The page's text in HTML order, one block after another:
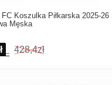
Koszulka Piłkarska 2025-26
Męska
428,4zł